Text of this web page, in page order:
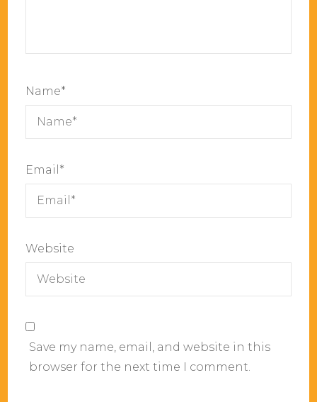
Name*
Email *
Website
Save my name, email, and website in this
browser for the next time I comment.